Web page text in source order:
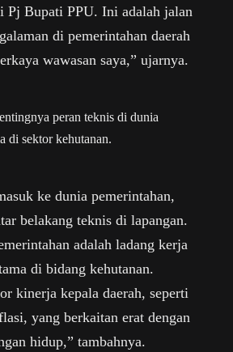
Pj Bupati PPU. Ini adalah jalan
di pemerintahan daerah
wawasan saya,” ujarnya.
peran teknis di dunia
di sektor kehutanan.
ke dunia pemerintahan,
belakang teknis di lapangan.
adalah ladang kerja
di bidang kehutanan.
kinerja kepala daerah, seperti
yang berkaitan erat dengan
hidup,” tambahnya.